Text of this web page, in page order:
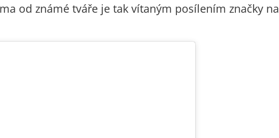
od známé tváře je tak vítaným posílením značky na